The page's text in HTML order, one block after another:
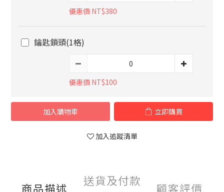
優惠價 NT$380
鑰匙鎖頭(1格)
優惠價 NT$100
加入購物車 立即購買
加入追蹤清單
商品描述
送貨及付款
顧客評價